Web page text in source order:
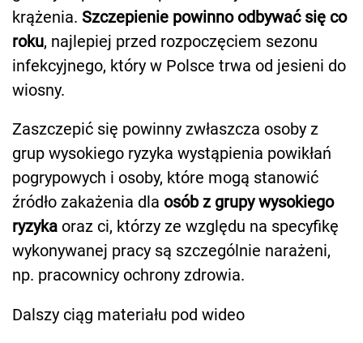
krążenia. Szczepienie powinno odbywać się co
roku, najlepiej przed rozpoczęciem sezonu
infekcyjnego, który w Polsce trwa od jesieni do
wiosny.
Zaszczepić się powinny zwłaszcza osoby z
grup wysokiego ryzyka wystąpienia powikłań
pogrypowych i osoby, które mogą stanowić
źródło zakażenia dla osób z grupy wysokiego
ryzyka oraz ci, którzy ze względu na specyfikę
wykonywanej pracy są szczególnie narażeni,
np. pracownicy ochrony zdrowia.
Dalszy ciąg materiału pod wideo